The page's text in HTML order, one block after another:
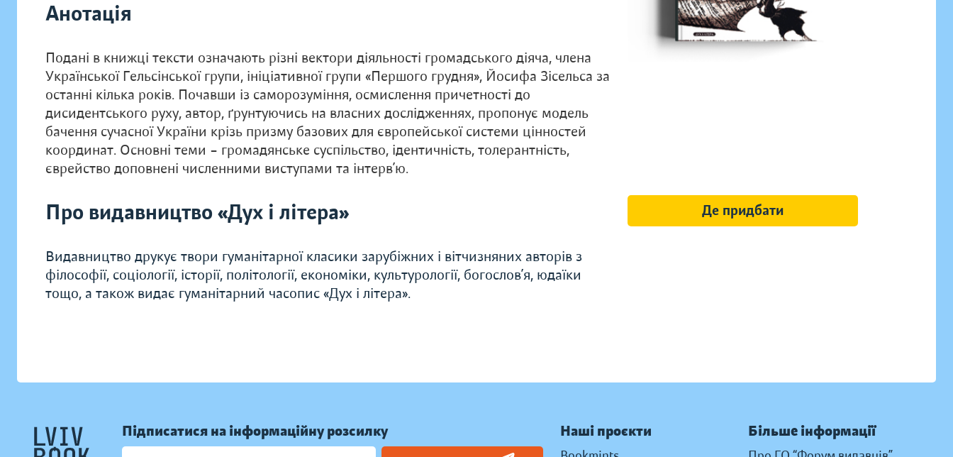
Анотація
Подані в книжці тексти означають різні вектори діяльності громадського діяча, члена
Української Гельсінської групи, ініціативної групи «Першого грудня», Йосифа Зісельса за
останні кілька років. Почавши із саморозуміння, осмислення причетності до
дисидентського руху, автор, ґрунтуючись на власних дослідженнях, пропонує модель
бачення сучасної України крізь призму базових для європейської системи цінностей
координат. Основні теми – громадянське суспільство, ідентичність, толерантність,
єврейство доповнені численними виступами та інтерв’ю.
Про видавництво «Дух і літера»
Видавництво друкує твори гуманітарної класики зарубіжних і вітчизняних авторів з
філософії, соціології, історії, політології, економіки, культурології, богослов’я, юдаїки
тощо, а також видає гуманітарний часопис «Дух і літера».
Де придбати
Підписатися на інформаційну розсилку Наші проєкти Більше інформації